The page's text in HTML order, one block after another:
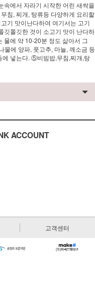
속에서 자라기 시작한 어린 새싹을
침, 찌개, 탕류등 다양하게 요리할
기 맛이난다하여 여기서는 고기
깃쫄깃한 것이 소고기 맛이 난다하
에 약 10-20분 정도 삶아서 그
에 양파, 풋고추, 마늘, 깨소금 등
넣는다. ⑤비빔밥,무침,찌개,탕
ACCOUNT
고객센터